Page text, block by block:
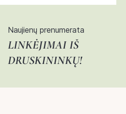
Naujienų prenumerata
LINKĖJIMAI IŠ
DRUSKININKŲ!